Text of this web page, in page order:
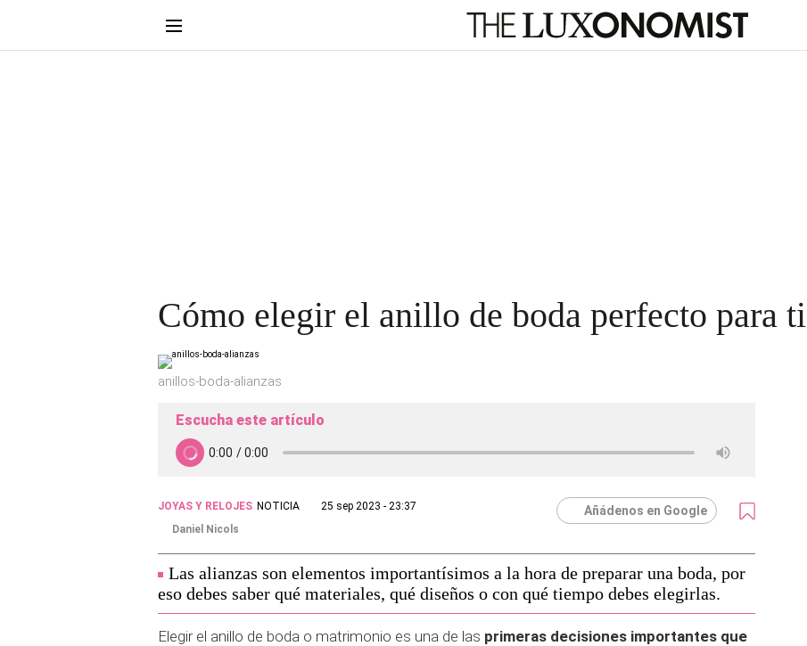
Cómo elegir el anillo de boda perfecto para ti
anillos-boda-alianzas
Escucha este artículo
JOYAS Y RELOJES NOTICIA
25 sep 2023 - 23:37
Daniel Nicols
Añádenos en Google
Las alianzas son elementos importantísimos a la hora de preparar una boda, por
eso debes saber qué materiales, qué diseños o con qué tiempo debes elegirlas.
Elegir el anillo de boda o matrimonio es una de las primeras decisiones importantes que